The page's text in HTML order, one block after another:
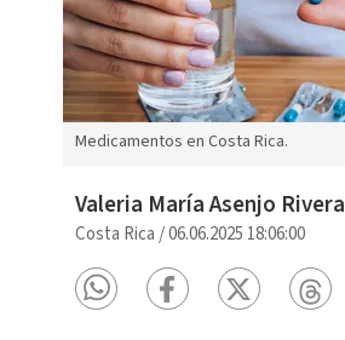
Medicamentos en Costa Rica.
Valeria María Asenjo Rivera
Costa Rica /06.06.2025 18:06:00